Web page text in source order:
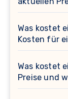
Was kostet
Kosten für
Was kostet
Preise und